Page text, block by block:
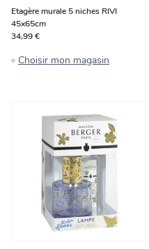
Etagère murale 5 niches RIVI
45x65cm
34,99 €
Choisir mon magasin